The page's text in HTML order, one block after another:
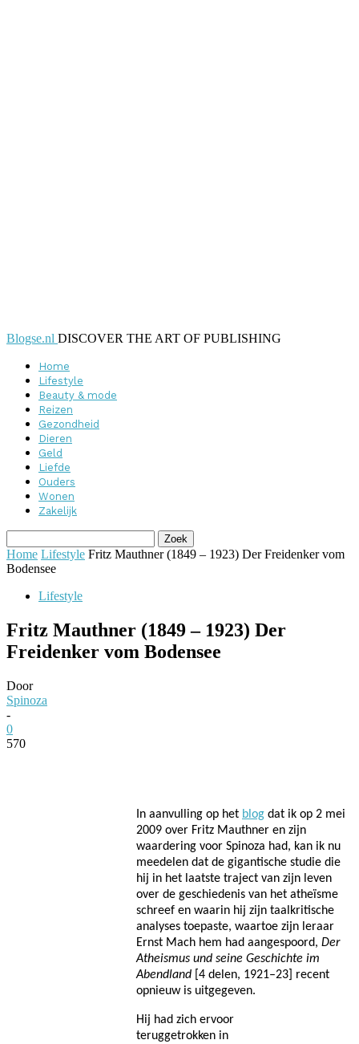
Blogse.nl DISCOVER THE ART OF PUBLISHING
Home
Lifestyle
Beauty & mode
Reizen
Gezondheid
Dieren
Geld
Liefde
Ouders
Wonen
Zakelijk
Home Lifestyle Fritz Mauthner (1849 – 1923) Der Freidenker vom
Bodensee
Lifestyle
Fritz Mauthner (1849 – 1923) Der
Freidenker vom Bodensee
Door
Spinoza
-
0
570
In aanvulling op het blog dat ik op 2 mei
2009 over Fritz Mauthner en zijn
waardering voor Spinoza had, kan ik nu
meedelen dat de gigantische studie die
hij in het laatste traject van zijn leven
over de geschiedenis van het atheïsme
schreef en waarin hij zijn taalkritische
analyses toepaste, waartoe zijn leraar
Ernst Mach hem had aangespoord, Der
Atheismus und seine Geschichte im
Abendland [4 delen, 1921–23] recent
opnieuw is uitgegeven.
Hij had zich ervoor
teruggetrokken in